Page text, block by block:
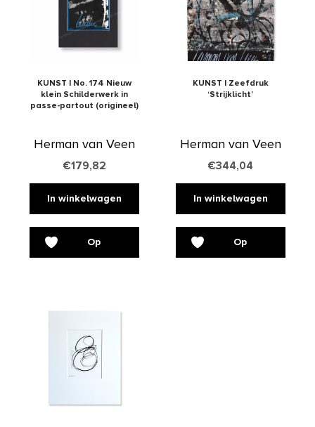
KUNST | No. 174 Nieuw
klein Schilderwerk in
passe-partout (origineel)
Herman van Veen
€179,82
In winkelwagen
Op
KUNST | Zeefdruk
‘Strijklicht’
Herman van Veen
€344,04
In winkelwagen
Op